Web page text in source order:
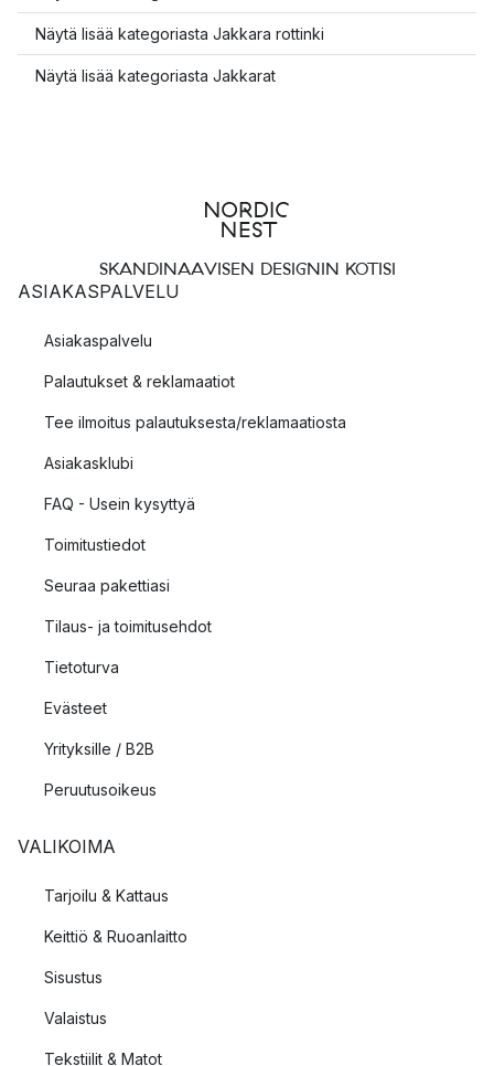
Näytä lisää kategoriasta Jakkara rottinki
Näytä lisää kategoriasta Jakkarat
SKANDINAAVISEN DESIGNIN KOTISI
ASIAKASPALVELU
Asiakaspalvelu
Palautukset & reklamaatiot
Tee ilmoitus palautuksesta/reklamaatiosta
Asiakasklubi
FAQ - Usein kysyttyä
Toimitustiedot
Seuraa pakettiasi
Tilaus- ja toimitusehdot
Tietoturva
Evästeet
Yrityksille / B2B
Peruutusoikeus
VALIKOIMA
Tarjoilu & Kattaus
Keittiö & Ruoanlaitto
Sisustus
Valaistus
Tekstiilit & Matot